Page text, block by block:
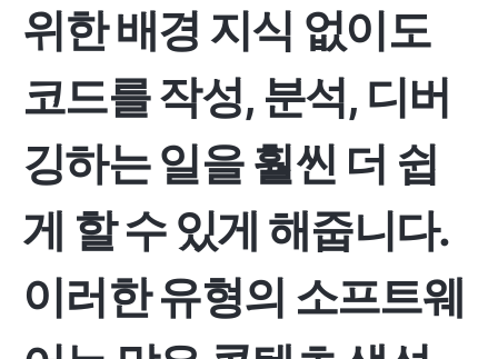
위한 배경 지식 없이도
코드를 작성, 분석, 디버
깅하는 일을 훨씬 더 쉽
게 할 수 있게 해줍니다.
이러한 유형의 소프트웨